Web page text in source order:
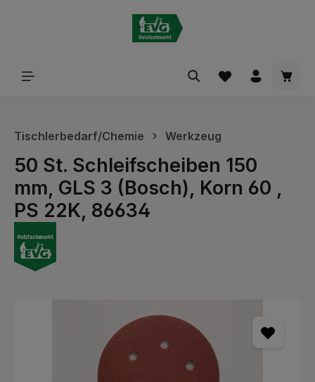
Tischlerbedarf/Chemie Werkzeug
50 St. Schleifscheiben 150
mm, GLS 3 (Bosch), Korn 60 ,
PS 22K, 86634